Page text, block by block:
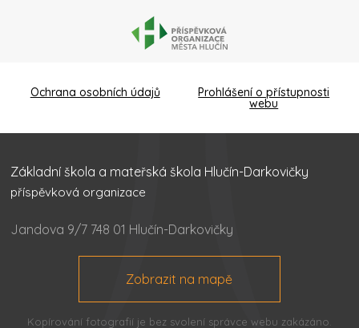
Ochrana osobních údajů Prohlášení o přístupnosti
webu
Základní škola a mateřská škola Hlučín-Darkovičky
příspěvková organizace
Jandova 9/7 748 01 Hlučín-Darkovičky
Zobrazit na mapě
Kopírování fotografií je bez svolení správce webu zakázáno.